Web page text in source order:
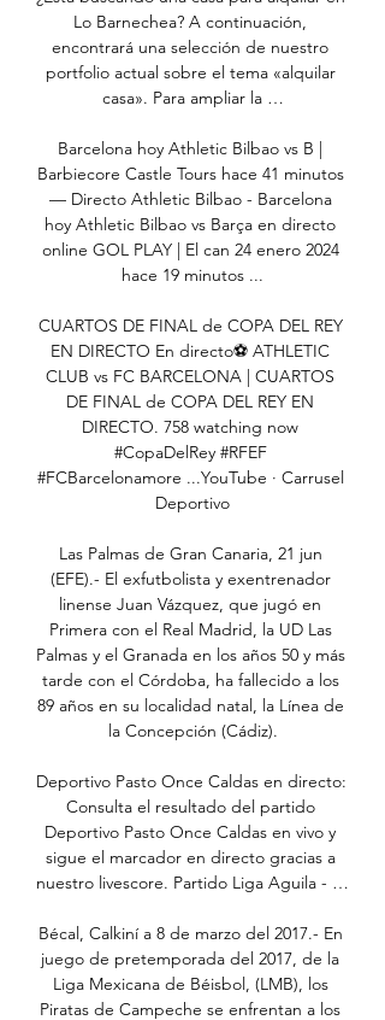
Lo Barnechea? A continuación,
encontrará una selección de nuestro
portfolio actual sobre el tema «alquilar
casa». Para ampliar la …
Barcelona hoy Athletic Bilbao vs B |
Barbiecore Castle Tours hace 41 minutos
— Directo Athletic Bilbao - Barcelona
hoy Athletic Bilbao vs Barça en directo
online GOL PLAY | El can 24 enero 2024
hace 19 minutos ...
CUARTOS DE FINAL de COPA DEL REY
EN DIRECTO En directo⚽️ ATHLETIC
CLUB vs FC BARCELONA | CUARTOS
DE FINAL de COPA DEL REY EN
DIRECTO. 758 watching now
#CopaDelRey #RFEF
#FCBarcelonamore ...YouTube · Carrusel
Deportivo
Las Palmas de Gran Canaria, 21 jun
(EFE).- El exfutbolista y exentrenador
linense Juan Vázquez, que jugó en
Primera con el Real Madrid, la UD Las
Palmas y el Granada en los años 50 y más
tarde con el Córdoba, ha fallecido a los
89 años en su localidad natal, la Línea de
la Concepción (Cádiz).
Deportivo Pasto Once Caldas en directo:
Consulta el resultado del partido
Deportivo Pasto Once Caldas en vivo y
sigue el marcador en directo gracias a
nuestro livescore. Partido Liga Aguila - …
Bécal, Calkiní a 8 de marzo del 2017.- En
juego de pretemporada del 2017, de la
Liga Mexicana de Béisbol, (LMB), los
Piratas de Campeche se enfrentan a los